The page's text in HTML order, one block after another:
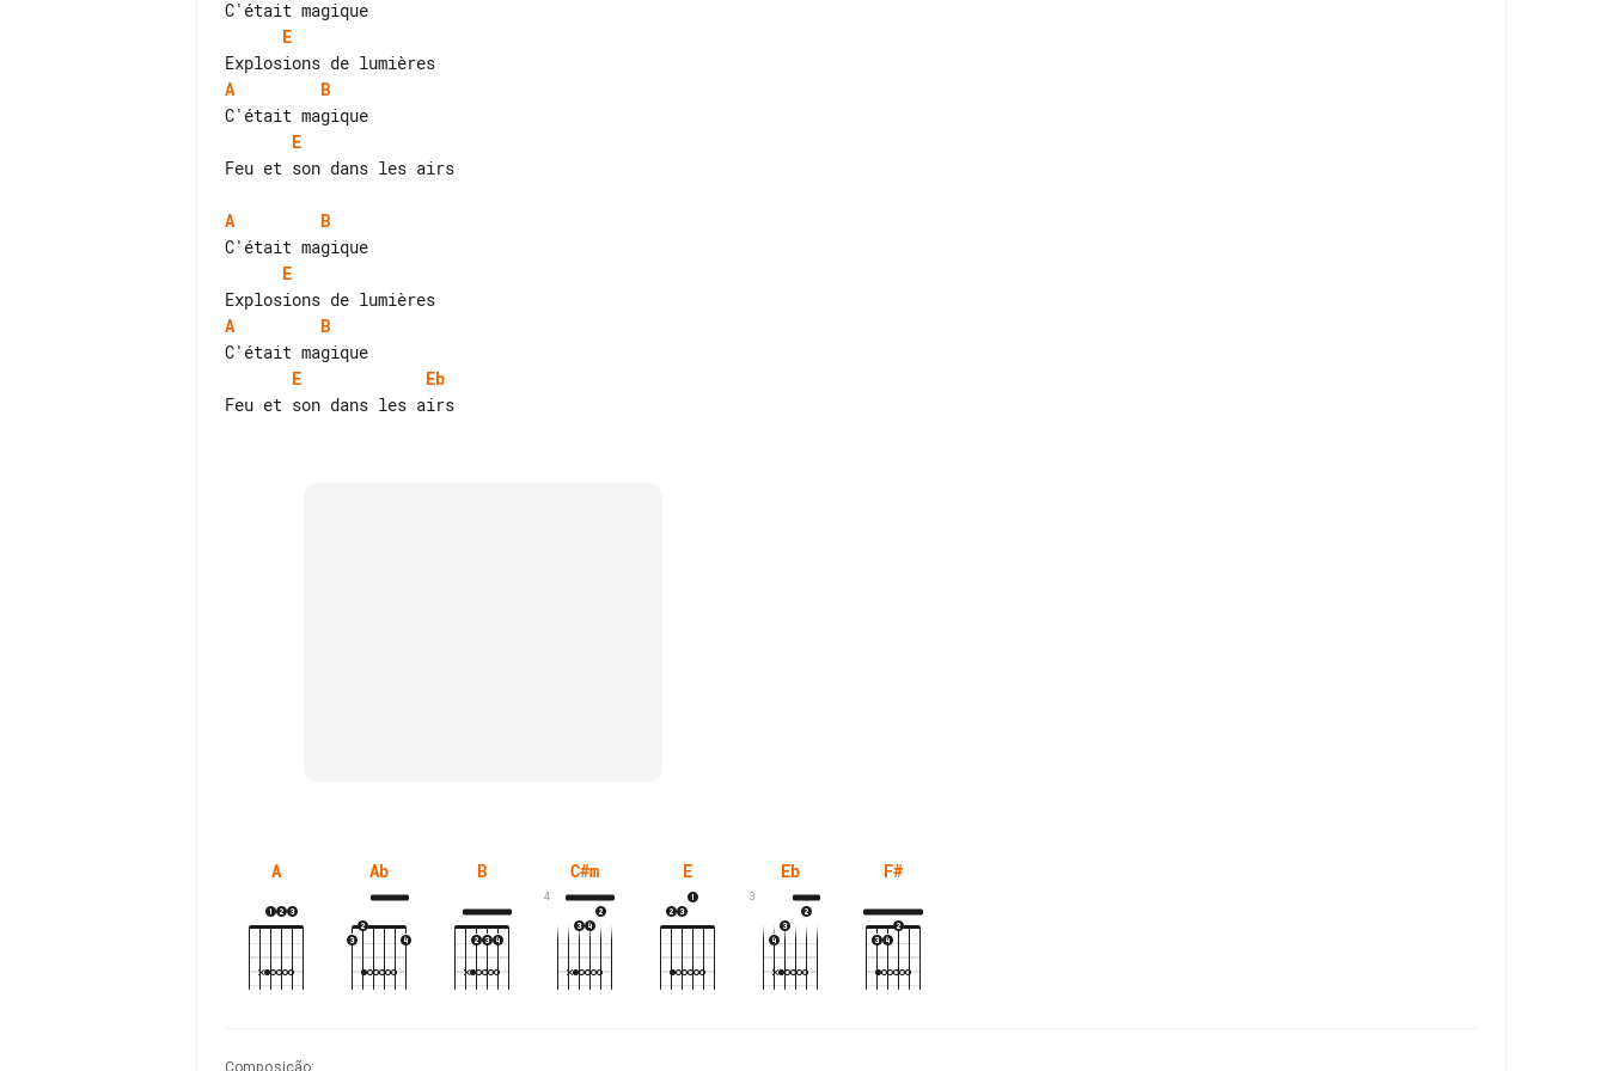
E
A
B
E
Feu et son dans les airs
A
B
E
A
B
E
Eb
Feu et son dans les airs
A Ab B C#m
4
E Eb
3
F#
Composição: